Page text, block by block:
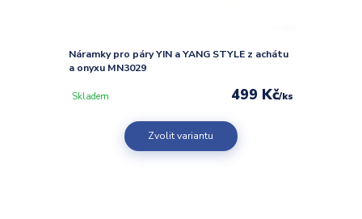
Náramky pro páry YIN a YANG STYLE z achátu
a onyxu MN3029
499 Kč/ks
Skladem
Zvolit variantu